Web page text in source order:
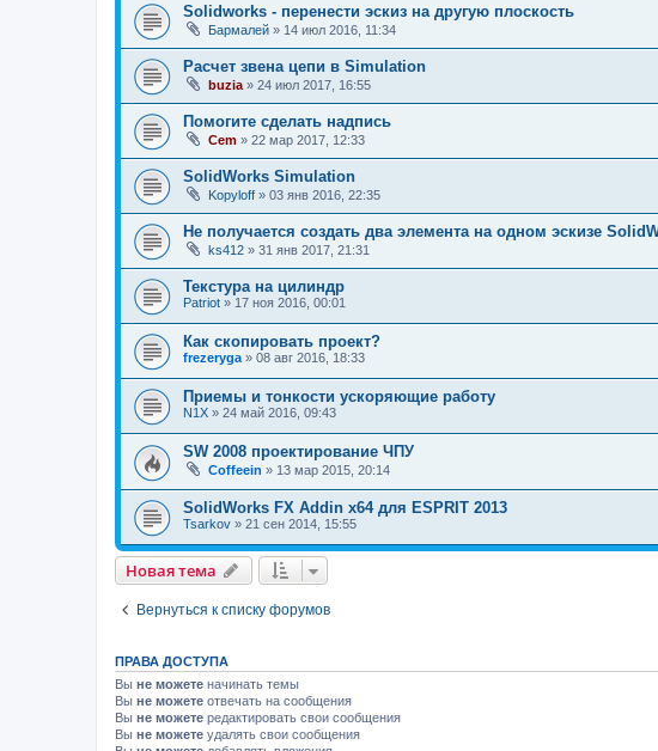
Solidworks - перенести эскиз на другую плоскость
Бармалей » 14 июл 2016, 11:34
Расчет звена цепи в Simulation
buzia » 24 июл 2017, 16:55
Помогите сделать надпись
Cem » 22 мар 2017, 12:33
SolidWorks Simulation
Kopyloff » 03 янв 2016, 22:35
Не получается создать два элемента на одном эскизе
ks412 » 31 янв 2017, 21:31
Текстура на цилиндр
Patriot » 17 ноя 2016, 00:01
Как скопировать проект?
frezeryga » 08 авг 2016, 18:33
Приемы и тонкости ускоряющие работу
N1X » 24 май 2016, 09:43
SW 2008 проектирование ЧПУ
Coffeein » 13 мар 2015, 20:14
SolidWorks FX Addin x64 для ESPRIT 2013
Tsarkov » 21 сен 2014, 15:55
Новая тема
Вернуться к списку форумов
ПРАВА ДОСТУПА
Вы не можете начинать темы
Вы не можете отвечать на сообщения
Вы не можете редактировать свои сообщения
Вы не можете удалять свои сообщения